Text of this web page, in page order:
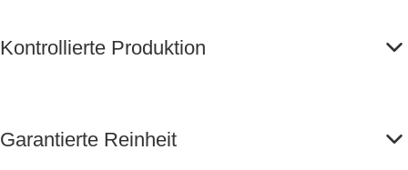
Kontrollierte Produktion
Garantierte Reinheit